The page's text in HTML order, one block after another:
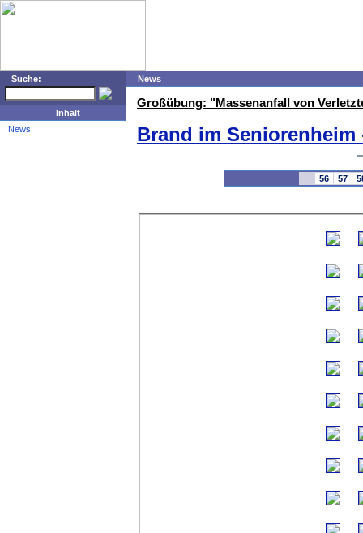
Suche:
Inhalt
News
News
Großübung: "Massenanfall von
Brand im Seniorenheim
56 57